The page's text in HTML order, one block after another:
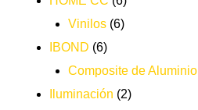
Vinilos (6)
IBOND (6)
Composite de Aluminio
Iluminación (2)